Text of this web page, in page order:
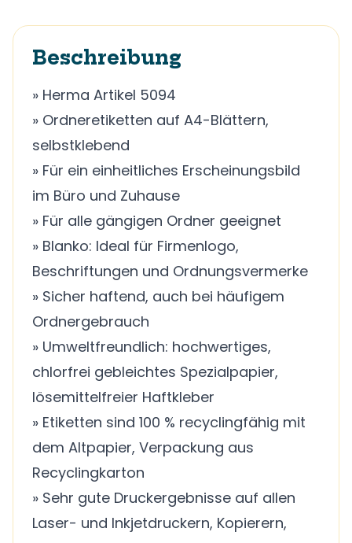
Beschreibung
» Herma Artikel 5094
» Ordneretiketten auf A4-Blättern,
selbstklebend
» Für ein einheitliches Erscheinungsbild
im Büro und Zuhause
» Für alle gängigen Ordner geeignet
» Blanko: Ideal für Firmenlogo,
Beschriftungen und Ordnungsvermerke
» Sicher haftend, auch bei häufigem
Ordnergebrauch
» Umweltfreundlich: hochwertiges,
chlorfrei gebleichtes Spezialpapier,
lösemittelfreier Haftkleber
» Etiketten sind 100 % recyclingfähig mit
dem Altpapier, Verpackung aus
Recyclingkarton
» Sehr gute Druckergebnisse auf allen
Laser- und Inkjetdruckern, Kopierern,